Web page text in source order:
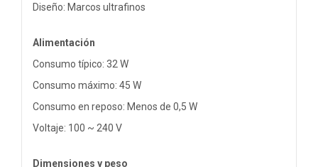
Diseño: Marcos ultrafinos
Alimentación
Consumo típico: 32 W
Consumo máximo: 45 W
Consumo en reposo: Menos de 0,5 W
Voltaje: 100 ~ 240 V
Dimensiones y peso